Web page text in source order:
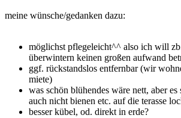
meine wünsche/gedanken dazu:
möglichst pflegeleicht^^ also ich will
überwintern keinen großen aufwand
ggf. rückstandslos entfernbar (wir
miete)
was schön blühendes wäre nett, aber es
auch nicht bienen etc. auf die terasse
besser kübel, od. direkt in erde?